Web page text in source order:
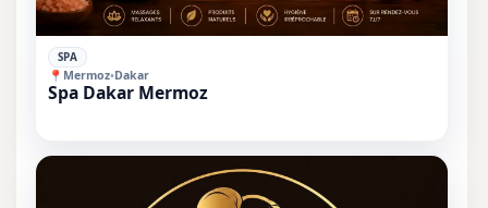
⭐
SPA
Spa Dakar Mermoz
📍 Mermoz•Dakar